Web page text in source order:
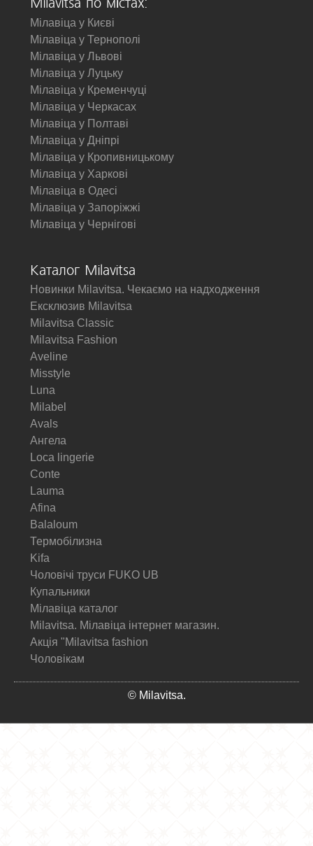
Milavitsa по містах:
Мілавіца у Києві
Мілавіца у Тернополі
Мілавіца у Львові
Мілавіца у Луцьку
Мілавіца у Кременчуці
Мілавіца у Черкасах
Мілавіца у Полтаві
Мілавіца у Дніпрі
Мілавіца у Кропивницькому
Мілавіца у Харкові
Мілавіца в Одесі
Мілавіца у Запоріжжі
Мілавіца у Чернігові
Каталог Milavitsa
Новинки Milavitsa. Чекаємо на надходження
Ексклюзив Milavitsa
Milavitsa Classic
Milavitsa Fashion
Aveline
Misstyle
Luna
Milabel
Avals
Ангела
Loca lingerie
Conte
Lauma
Afina
Balaloum
Термобілизна
Kifa
Чоловічі труси FUKO UB
Купальники
Мілавіца каталог
Milavitsa. Мілавіца інтернет магазин.
Акція "Milavitsa fashion
Чоловікам
© Milavitsa.